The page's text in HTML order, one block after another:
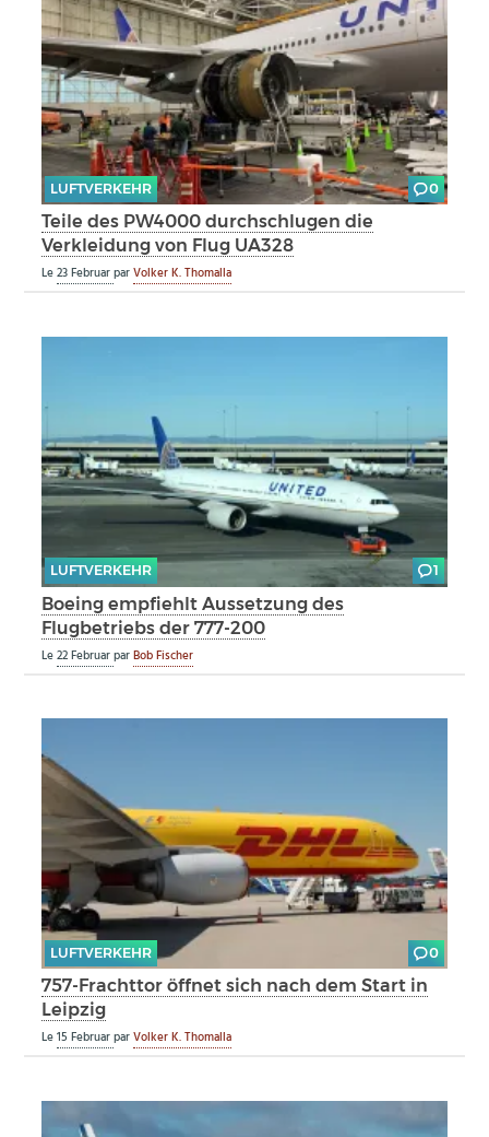
LUFTVERKEHR 0
Teile des PW4000 durchschlugen die
Verkleidung von Flug UA328
Le23 FebruarparVolker K. Thomalla
LUFTVERKEHR 1
Boeing empfiehlt Aussetzung des
Flugbetriebs der 777-200
Le22 FebruarparBob Fischer
LUFTVERKEHR 0
757-Frachttor öffnet sich nach dem Start in
Leipzig
Le15 FebruarparVolker K. Thomalla